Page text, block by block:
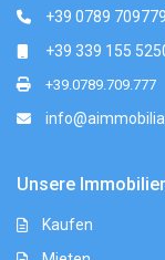
+39 0789 709779
+39 339 155
+39.0789.709.777
Unsere
Kaufen